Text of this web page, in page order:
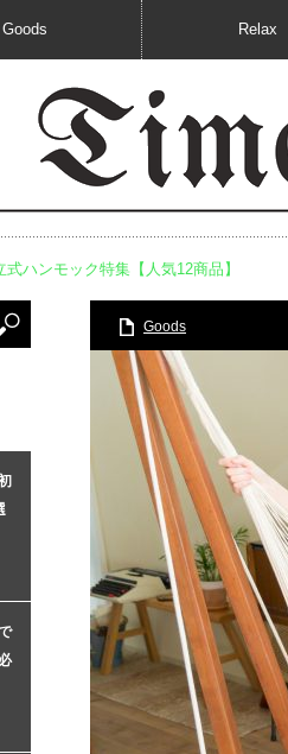
Goods Relax
ハンモック特集【人気12商品】
Goods